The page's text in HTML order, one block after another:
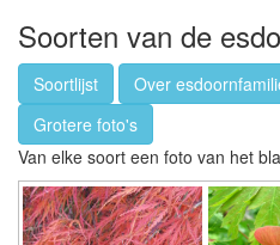
Soorten van de
Soortlijst
Over
Grotere foto's
Van elke soort een foto van het